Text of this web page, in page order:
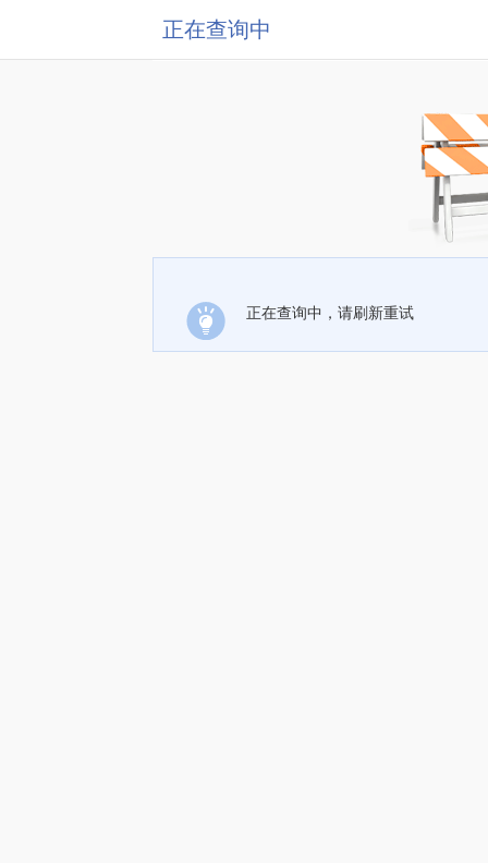
正在查询中
正在查询中，请刷新重试